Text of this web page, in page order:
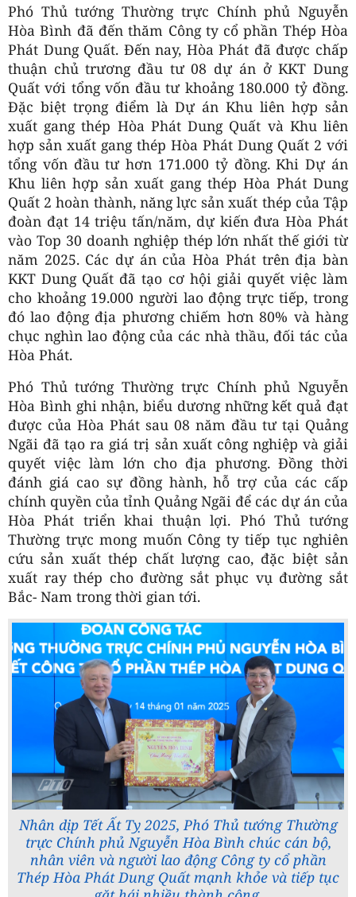
Phó Thủ tướng Thường trực Chính phủ Nguyễn
Hòa Bình đã đến thăm Công ty cổ phần Thép Hòa
Phát Dung Quất. Đến nay, Hòa Phát đã được chấp
thuận chủ trương đầu tư 08 dự án ở KKT Dung
Quất với tổng vốn đầu tư khoảng 180.000 tỷ đồng.
Đặc biệt trọng điểm là Dự án Khu liên hợp sản
xuất gang thép Hòa Phát Dung Quất và Khu liên
hợp sản xuất gang thép Hòa Phát Dung Quất 2 với
tổng vốn đầu tư hơn 171.000 tỷ đồng. Khi Dự án
Khu liên hợp sản xuất gang thép Hòa Phát Dung
Quất 2 hoàn thành, năng lực sản xuất thép của Tập
đoàn đạt 14 triệu tấn/năm, dự kiến đưa Hòa Phát
vào Top 30 doanh nghiệp thép lớn nhất thế giới từ
năm 2025. Các dự án của Hòa Phát trên địa bàn
KKT Dung Quất đã tạo cơ hội giải quyết việc làm
cho khoảng 19.000 người lao động trực tiếp, trong
đó lao động địa phương chiếm hơn 80% và hàng
chục nghìn lao động của các nhà thầu, đối tác của
Hòa Phát.
Phó Thủ tướng Thường trực Chính phủ Nguyễn
Hòa Bình ghi nhận, biểu dương những kết quả đạt
được của Hòa Phát sau 08 năm đầu tư tại Quảng
Ngãi đã tạo ra giá trị sản xuất công nghiệp và giải
quyết việc làm lớn cho địa phương. Đồng thời
đánh giá cao sự đồng hành, hỗ trợ của các cấp
chính quyền của tỉnh Quảng Ngãi để các dự án của
Hòa Phát triển khai thuận lợi. Phó Thủ tướng
Thường trực mong muốn Công ty tiếp tục nghiên
cứu sản xuất thép chất lượng cao, đặc biệt sản
xuất ray thép cho đường sắt phục vụ đường sắt
Bắc- Nam trong thời gian tới.
Nhân dịp Tết Ất Tỵ 2025, Phó Thủ tướng Thường
trực Chính phủ Nguyễn Hòa Bình chúc cán bộ,
nhân viên và người lao động Công ty cổ phần
Thép Hòa Phát Dung Quất mạnh khỏe và tiếp tục